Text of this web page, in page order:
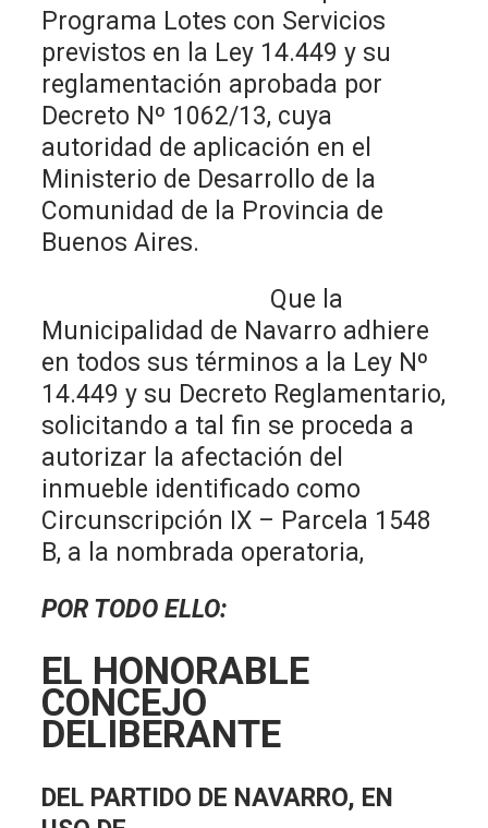
Programa Lotes con Servicios
previstos en la Ley 14.449 y su
reglamentación aprobada por
Decreto Nº 1062/13, cuya
autoridad de aplicación en el
Ministerio de Desarrollo de la
Comunidad de la Provincia de
Buenos Aires.
Que la
Municipalidad de Navarro adhiere
en todos sus términos a la Ley Nº
14.449 y su Decreto Reglamentario,
solicitando a tal fin se proceda a
autorizar la afectación del
inmueble identificado como
Circunscripción IX – Parcela 1548
B, a la nombrada operatoria,
POR TODO ELLO:
EL HONORABLE
CONCEJO
DELIBERANTE
DEL PARTIDO DE NAVARRO, EN